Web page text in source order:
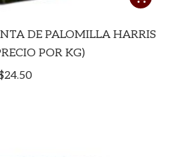
DE PALOMILLA HARRIS
POR KG)
24.50